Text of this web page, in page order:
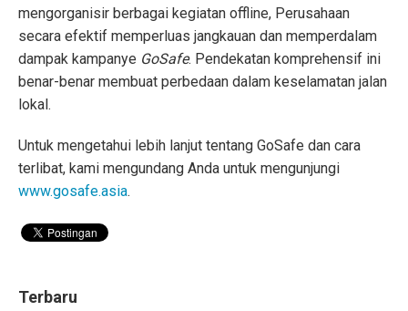
mengorganisir berbagai kegiatan offline, Perusahaan
secara efektif memperluas jangkauan dan memperdalam
dampak kampanye GoSafe. Pendekatan komprehensif ini
benar-benar membuat perbedaan dalam keselamatan jalan
lokal.
Untuk mengetahui lebih lanjut tentang GoSafe dan cara
terlibat, kami mengundang Anda untuk mengunjungi
www.gosafe.asia.
Terbaru